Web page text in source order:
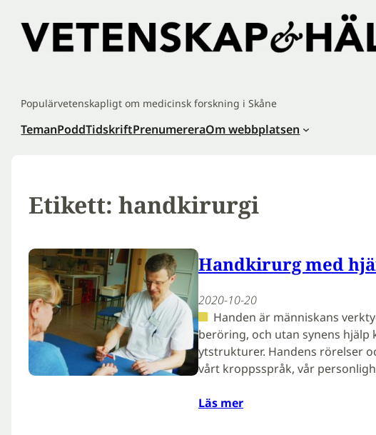
innehåll
Populärvetenskapligt om medicinsk forskning i Skåne
TemanPoddTidskriftPrenumereraOm webbplatsen
Etikett: handkirurgi
Handkirurg med
2020-10-20
Handen är människans
beröring, och utan synens hjälp
ytstrukturer. Handens rörelser
vårt kroppsspråk, vår
Läs mer